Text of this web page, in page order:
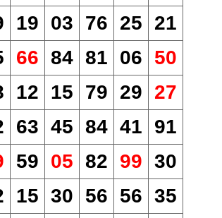
19 03 76 25
21
66 84 81 06
50
12 15 79 29
27
63 45 84 41
91
59 05 82 99 30
15 30 56 56 35